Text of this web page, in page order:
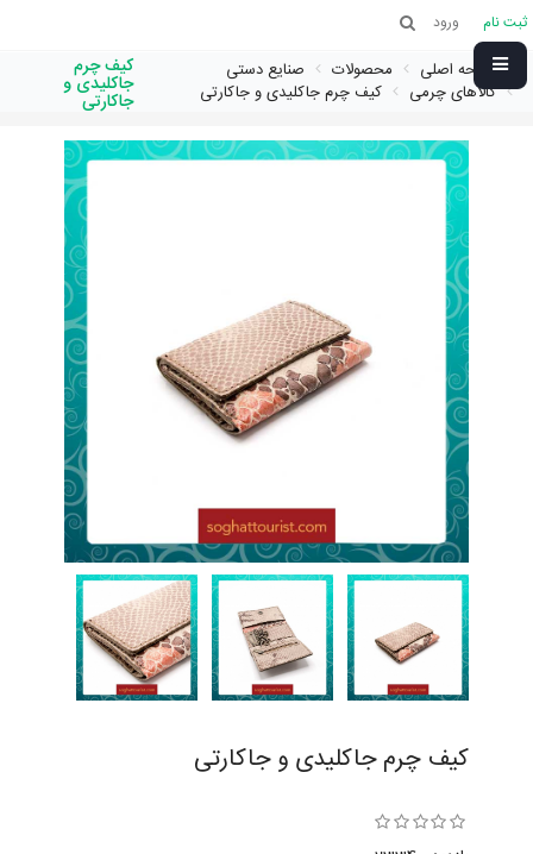
ثبت نام ورود
صفحه اصلی محصولات
صنایع دستی
کالاهای چرمی
کیف چرم جاکلیدی و جاکارتی
کیف چرم
جاکلیدی و
جاکارتی
کیف چرم جاکلیدی و جاکارتی